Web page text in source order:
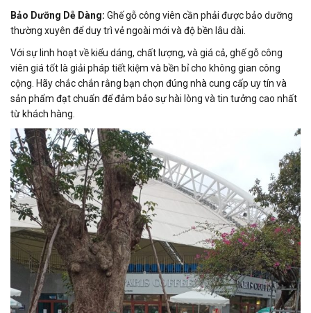
Bảo Dưỡng Dễ Dàng: Ghế gỗ công viên cần phải được bảo dưỡng
thường xuyên để duy trì vẻ ngoài mới và độ bền lâu dài.
Với sự linh hoạt về kiểu dáng, chất lượng, và giá cả, ghế gỗ công
viên giá tốt là giải pháp tiết kiệm và bền bỉ cho không gian công
cộng. Hãy chắc chắn rằng bạn chọn đúng nhà cung cấp uy tín và
sản phẩm đạt chuẩn để đảm bảo sự hài lòng và tin tưởng cao nhất
từ khách hàng.